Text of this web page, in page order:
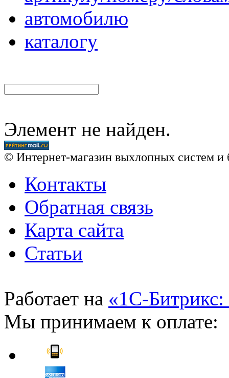
автомобилю
каталогу
Элемент не найден.
© Интернет-магазин выхлопных систем и
Контакты
Обратная связь
Карта сайта
Статьи
Работает на «1С-Битрикс:
Мы принимаем к оплате: